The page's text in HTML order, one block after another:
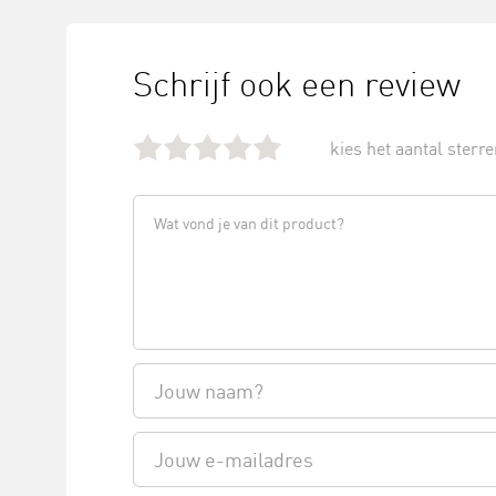
Schrijf ook een review
kies het aantal